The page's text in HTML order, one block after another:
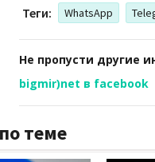
Теги: WhatsApp
Не пропусти другие
bigmir)net в facebook
теме